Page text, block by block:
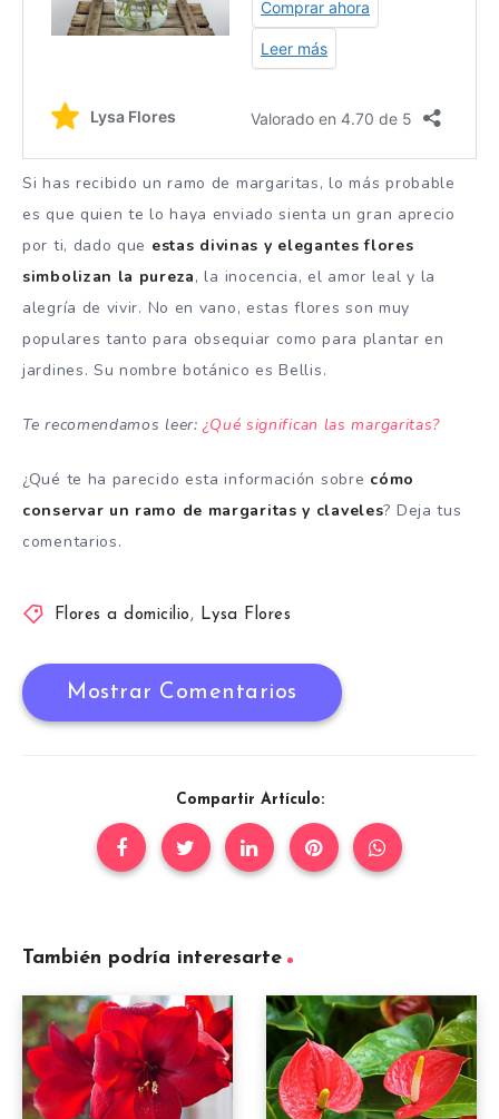
Si has recibido un ramo de margaritas, lo más probable
es que quien te lo haya enviado sienta un gran aprecio
por ti, dado que estas divinas y elegantes flores
simbolizan la pureza, la inocencia, el amor leal y la
alegría de vivir. No en vano, estas flores son muy
populares tanto para obsequiar como para plantar en
jardines. Su nombre botánico es Bellis.
Te recomendamos leer:¿Qué significan las margaritas?
¿Qué te ha parecido esta información sobre cómo
conservar un ramo de margaritas y claveles? Deja tus
comentarios.
Flores a domicilio , Lysa Flores
Mostrar Comentarios
Compartir Artículo:
También podría interesarte